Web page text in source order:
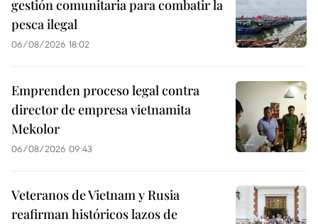
gestión comunitaria para combatir la
pesca ilegal
06/08/2026 18:02
Emprenden proceso legal contra
director de empresa vietnamita
Mekolor
06/08/2026 09:43
Veteranos de Vietnam y Rusia
reafirman históricos lazos de